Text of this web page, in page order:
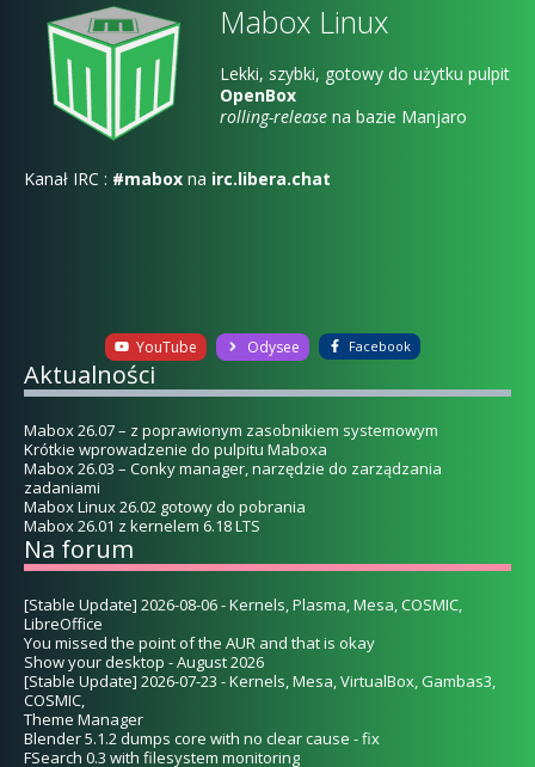
Mabox Linux
Lekki, szybki, gotowy do użytku pulpit
OpenBox
rolling-release na bazie Manjaro
Kanał IRC : #mabox na irc.libera.chat
YouTube Odysee Facebook
Aktualności
Mabox 26.07 – z poprawionym zasobnikiem systemowym
Krótkie wprowadzenie do pulpitu Maboxa
Mabox 26.03 – Conky manager, narzędzie do zarządzania
zadaniami
Mabox Linux 26.02 gotowy do pobrania
Mabox 26.01 z kernelem 6.18 LTS
Na forum
[Stable Update] 2026-08-06 - Kernels, Plasma, Mesa, COSMIC,
LibreOffice
You missed the point of the AUR and that is okay
Show your desktop - August 2026
[Stable Update] 2026-07-23 - Kernels, Mesa, VirtualBox, Gambas3,
COSMIC,
Theme Manager
Blender 5.1.2 dumps core with no clear cause - fix
FSearch 0.3 with filesystem monitoring